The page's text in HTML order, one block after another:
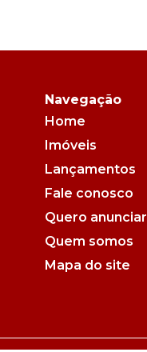
Navegação
Home
Imóveis
Lançamentos
Fale conosco
Quero anunciar
Quem somos
Mapa do site